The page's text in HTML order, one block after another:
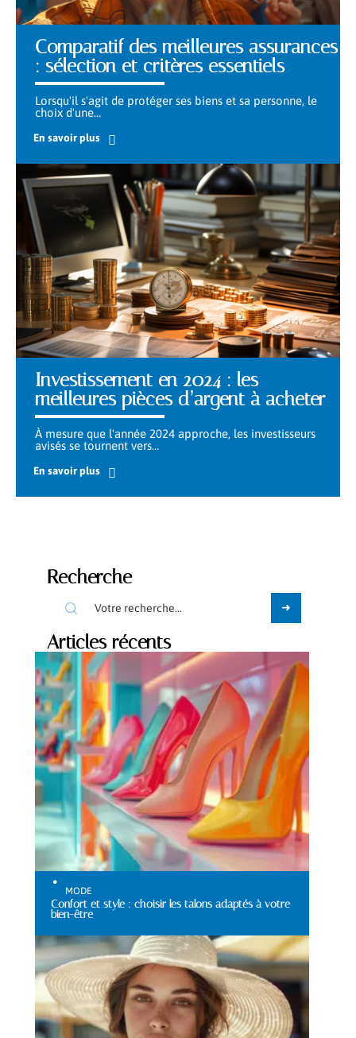
Comparatif des meilleures assurances
: sélection et critères essentiels
Lorsqu'il s'agit de protéger ses biens et sa personne, le
choix d'une…
En savoir plus
Investissement en 2024 : les
meilleures pièces d’argent à acheter
À mesure que l'année 2024 approche, les investisseurs
avisés se tournent vers…
En savoir plus
Recherche
Articles récents
MODE
Confort et style : choisir les talons adaptés à votre
bien-être